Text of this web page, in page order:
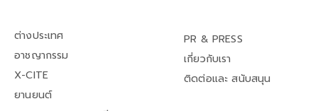
ต่างประเทศ
อาชญากรรม
X-CITE
ยานยนต์
PR & PRESS
เกี่ยวกับเรา
ติดต่อและ สนับสนุน